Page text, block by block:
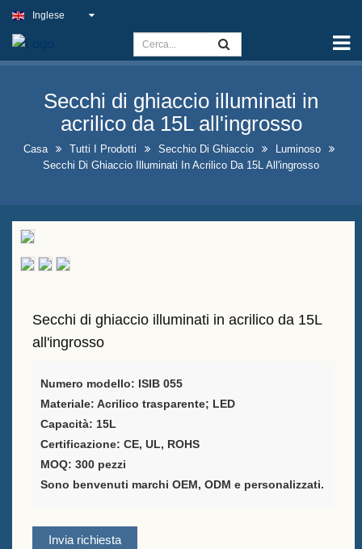
Capacità
Cartello di luce sottile
Insegna del pub all'aperto
Insegne aziendali al coperto al
Soluzioni ottimali per insegne al
neon finte
Cartelli di lavagna a forma di A
Supporto personalizzato per il
menù del bar
Accessori per barra
Inglese
Secchi di ghiaccio illuminati in
acrilico da 15L all'ingrosso
Casa Tutti I Prodotti Secchio Di Ghiaccio
Luminoso
Secchi Di Ghiaccio Illuminati In Acrilico Da 15L All'ingrosso
Secchi di ghiaccio illuminati in acrilico da 15L
all'ingrosso
Numero modello: ISIB 055
Materiale: Acrilico trasparente; LED
Capacità: 15L
Certificazione: CE, UL, ROHS
MOQ: 300 pezzi
Sono benvenuti marchi OEM, ODM e personalizzati.
Invia richiesta